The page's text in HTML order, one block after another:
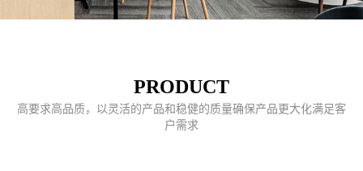
PRODUCT
高要求高品质，以灵活的产品和稳健的质量确保产品更大化满足客
户需求